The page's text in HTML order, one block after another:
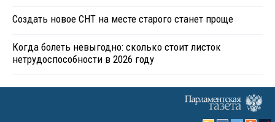
Создать новое СНТ на месте старого станет проще
Когда болеть невыгодно: сколько стоит листок
нетрудоспособности в 2026 году